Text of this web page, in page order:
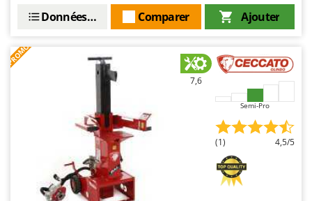
Zodiac
Ajouter
Comparer
Données techniques
PROMO
7,6
Semi-Pro
(1) 4,5/5